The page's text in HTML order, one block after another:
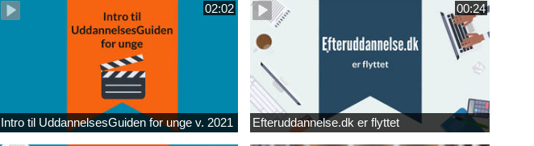
02:02
Intro til UddannelsesGuiden for unge v. 2021
00:24
Efteruddannelse.dk er flyttet